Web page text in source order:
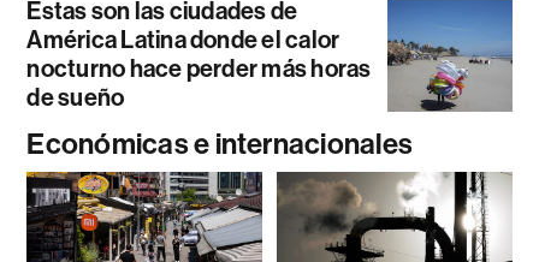
Estas son las ciudades de
América Latina donde el calor
nocturno hace perder más horas
de sueño
Económicas e internacionales